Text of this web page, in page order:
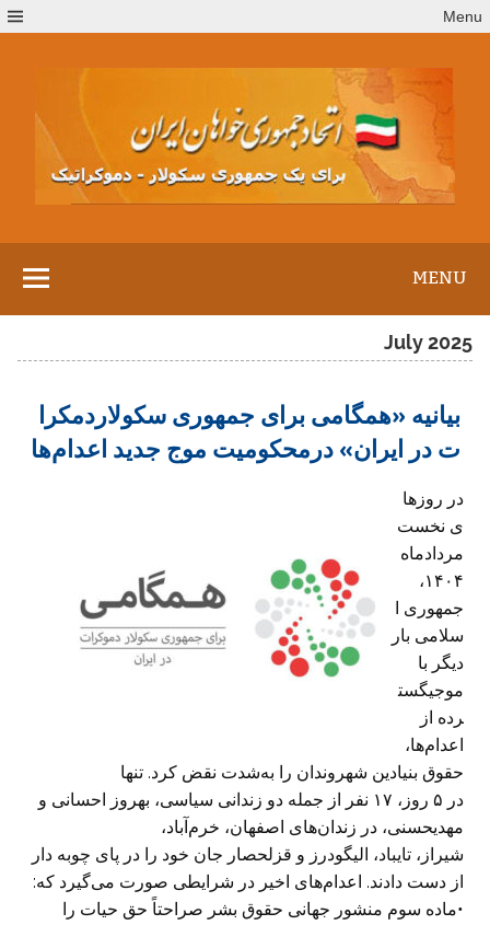
to
Menu
MENU
July 2025
بیانیه «همگامی برای جمهوری سکولاردمکرا
ت در ایران» درمحکومیت موج جدید اعدام‌ها
در روزها
ی نخست
مردادماه
۱۴۰۴،
جمهوری ا
سلامی بار
دیگر با
موجیگست
رده از
اعدام‌ها،
حقوق بنیادین شهروندان را به‌شدت نقض کرد. تنها
در ۵ روز، ۱۷ نفر از جمله دو زندانی سیاسی، بهروز احسانی و
مهدیحسنی، در زندان‌های اصفهان، خرم‌آباد،
شیراز، تایباد، الیگودرز و قزلحصار جان خود را در پای چوبه‌ دار
از دست دادند. اعدام‌های اخیر در شرایطی صورت می‌گیرد که:
•​ماده سوم منشور جهانی حقوق بشر صراحتاً حق حیات را